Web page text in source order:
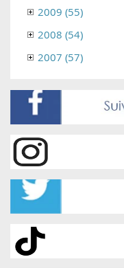
2009 (55)
2008 (54)
2007 (57)